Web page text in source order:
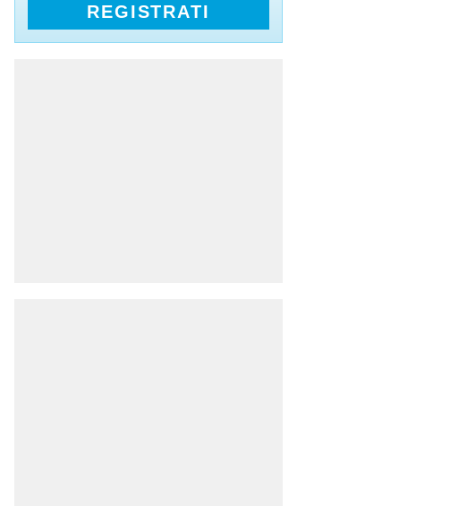
REGISTRATI